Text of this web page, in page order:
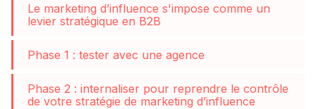
Le marketing d’influence s'impose comme un
levier stratégique en B2B
Phase 1 : tester avec une agence
Phase 2 : internaliser pour reprendre le contrôle
de votre stratégie de marketing d’influence